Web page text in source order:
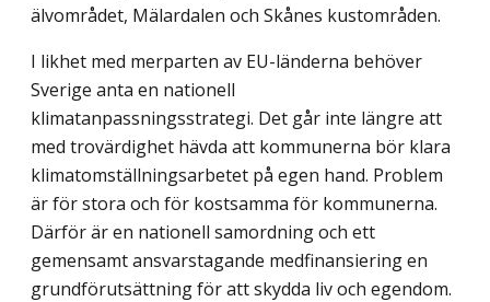
älvområdet, Mälardalen och Skånes kustområden.
I likhet med merparten av EU-länderna behöver
Sverige anta en nationell
klimatanpassningsstrategi. Det går inte längre att
med trovärdighet hävda att kommunerna bör klara
klimatomställningsarbetet på egen hand. Problem
är för stora och för kostsamma för kommunerna.
Därför är en nationell samordning och ett
gemensamt ansvarstagande medfinansiering en
grundförutsättning för att skydda liv och egendom.